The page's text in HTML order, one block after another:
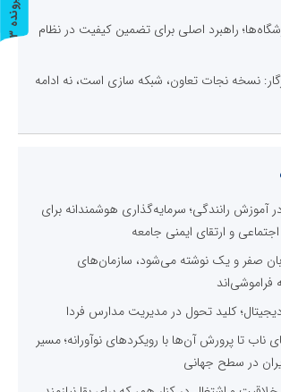
راهبرد اصلی برای تضمین کیفیت در نظام
نسخه نجات تعاون، شبکه سازی است، نه ادامه
آموزش رانندگی؛ سرمایه‌گذاری هوشمندانه برای
و ارتقای ایمنی جامعه
صفر و یک نوشته می‌شود، سازمان‌های
کلید تحول در مدیریت مدارس فردا
تا پرورش آن‌ها با رویکردهای نوآورانه؛ مسیر
در سطح جهانی
پ
ر
و
ن
د
ه
3